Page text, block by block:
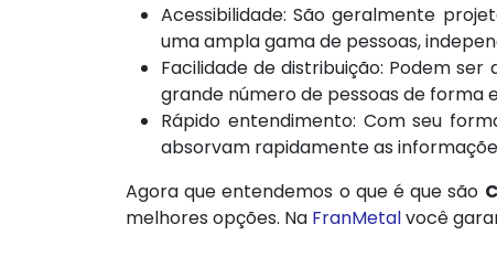
Acessibilidade: São geralmente
uma ampla gama de pessoas,
Facilidade de distribuição: Podem
grande número de pessoas de forma
Rápido entendimento: Com seu
absorvam rapidamente as
Agora que entendemos o que é que são
melhores opções. Na FranMetalvocê